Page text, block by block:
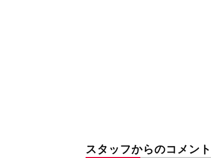
スタッフからのコメント